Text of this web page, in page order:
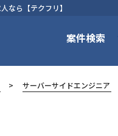
なら【テクフリ】
案件検索
サーバーサイドエンジニア